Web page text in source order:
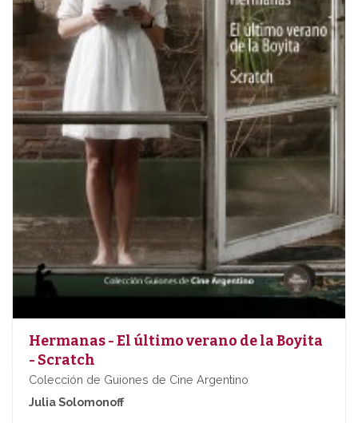
Hermanas - El último verano de la Boyita
- Scratch
Colección de Guiones de Cine Argentino
Julia Solomonoff